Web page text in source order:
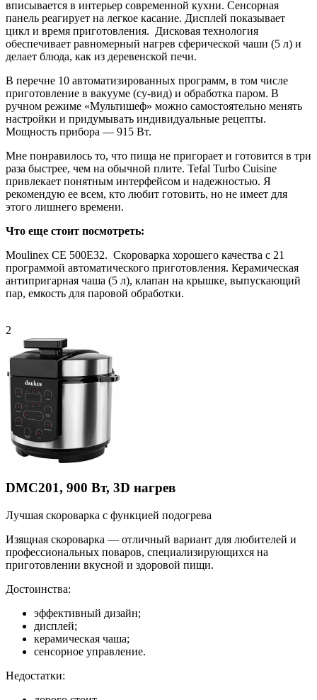
вписывается в интерьер современной кухни. Сенсорная
панель реагирует на легкое касание. Дисплей показывает
цикл и время приготовления. Дисковая технология
обеспечивает равномерный нагрев сферической чаши (5 л) и
делает блюда, как из деревенской печи.
В перечне 10 автоматизированных программ, в том числе
приготовление в вакууме (су-вид) и обработка паром. В
ручном режиме «Мультишеф» можно самостоятельно менять
настройки и придумывать индивидуальные рецепты.
Мощность прибора — 915 Вт.
Мне понравилось то, что пища не пригорает и готовится в три
раза быстрее, чем на обычной плите. Tefal Turbo Cuisine
привлекает понятным интерфейсом и надежностью. Я
рекомендую ее всем, кто любит готовить, но не имеет для
этого лишнего времени.
Что еще стоит посмотреть:
Moulinex CE 500E32. Скороварка хорошего качества с 21
программой автоматического приготовления. Керамическая
антипригарная чаша (5 л), клапан на крышке, выпускающий
пар, емкость для паровой обработки.
2
DMC201, 900 Вт, 3D нагрев
Лучшая скороварка с функцией подогрева
Изящная скороварка — отличный вариант для любителей и
профессиональных поваров, специализирующихся на
приготовлении вкусной и здоровой пищи.
Достоинства:
эффективный дизайн;
дисплей;
керамическая чаша;
сенсорное управление.
Недостатки: